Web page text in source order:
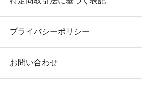
プライバシーポリシー
お問い合わせ